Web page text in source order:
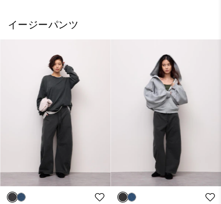
イージーパンツ